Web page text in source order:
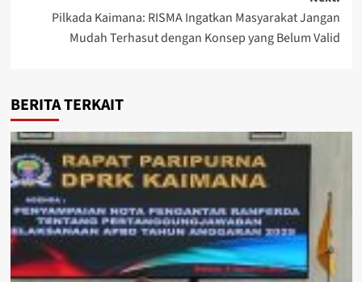
Pilkada Kaimana: RISMA Ingatkan Masyarakat Jangan
Mudah Terhasut dengan Konsep yang Belum Valid
BERITA TERKAIT